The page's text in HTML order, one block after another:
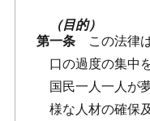
（目的）
第一条 この法律
口の過度の集中
国民一人一人が
様な人材の確保